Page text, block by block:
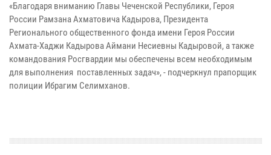
«Благодаря вниманию Главы Чеченской Республики, Героя
России Рамзана Ахматовича Кадырова, Президента
Регионального общественного фонда имени Героя России
Ахмата-Хаджи Кадырова Аймани Несиевны Кадыровой, а также
командования Росгвардии мы обеспечены всем необходимым
для выполнения поставленных задач», - подчеркнул прапорщик
полиции Ибрагим Селимханов.